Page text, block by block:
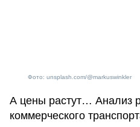
Фото: unsplash.com/@markuswinkler
А цены растут… Анализ
коммерческого